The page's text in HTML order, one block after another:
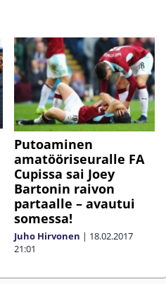
Putoaminen
amatööriseuralle FA
Cupissa sai Joey
Bartonin raivon
partaalle – avautui
somessa!
Juho Hirvonen | 18.02.2017
21:01